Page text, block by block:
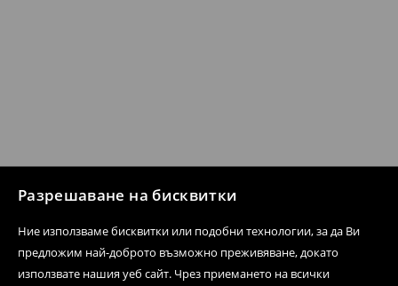
Разрешаване на бисквитки
Ние използваме бисквитки или подобни технологии, за да Ви
предложим най-доброто възможно преживяване, докато
използвате нашия уеб сайт. Чрез приемането на всички